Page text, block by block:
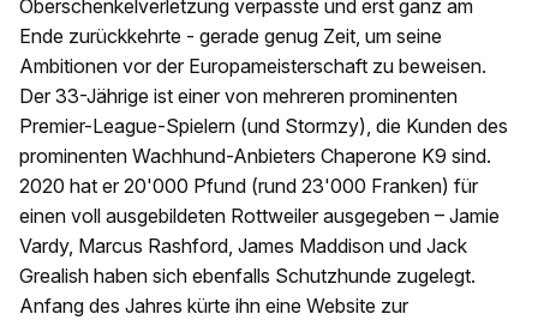
Oberschenkelverletzung verpasste und erst ganz am
Ende zurückkehrte - gerade genug Zeit, um seine
Ambitionen vor der Europameisterschaft zu beweisen.
Der 33-Jährige ist einer von mehreren prominenten
Premier-League-Spielern (und Stormzy), die Kunden des
prominenten Wachhund-Anbieters Chaperone K9 sind.
2020 hat er 20'000 Pfund (rund 23'000 Franken) für
einen voll ausgebildeten Rottweiler ausgegeben – Jamie
Vardy, Marcus Rashford, James Maddison und Jack
Grealish haben sich ebenfalls Schutzhunde zugelegt.
Anfang des Jahres kürte ihn eine Website zur